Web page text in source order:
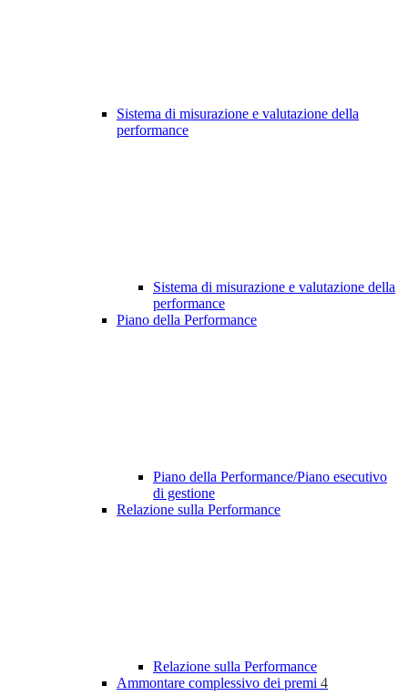
Sistema di misurazione e valutazione della
performance
Sistema di misurazione e valutazione della
performance
Piano della Performance
Piano della Performance/Piano esecutivo
di gestione
Relazione sulla Performance
Relazione sulla Performance
Ammontare complessivo dei premi 4